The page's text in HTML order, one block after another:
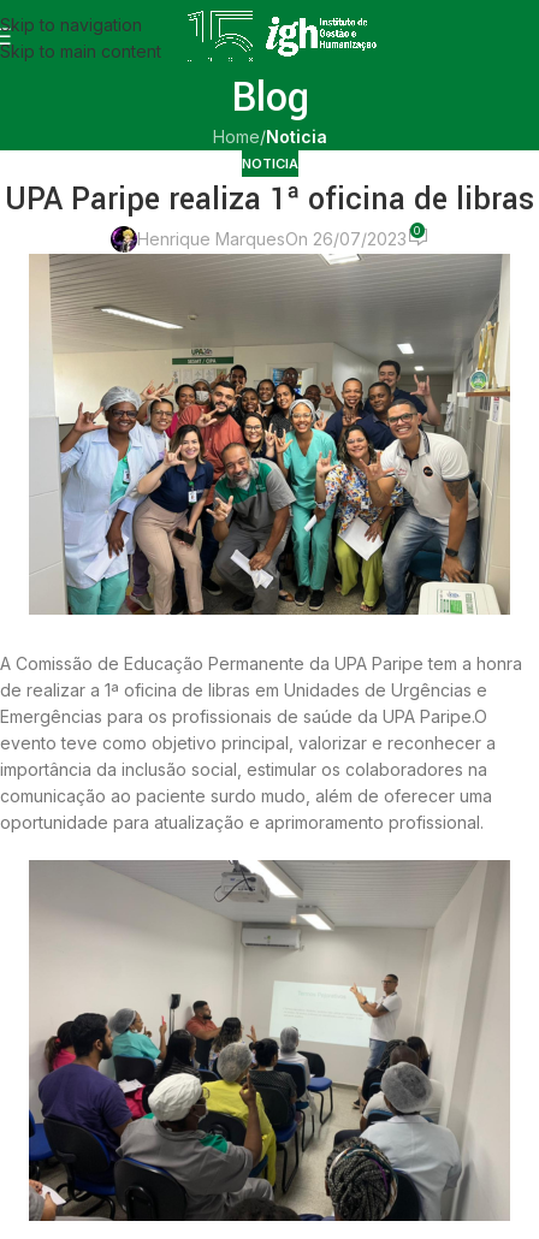
Skip to navigation
Skip to main content
Blog
Home/Noticia
NOTICIA
UPA Paripe realiza 1ª oficina de libras
Henrique MarquesOn 26/07/2023 0
A Comissão de Educação Permanente da UPA Paripe tem a honra
de realizar a 1ª oficina de libras em Unidades de Urgências e
Emergências para os profissionais de saúde da UPA Paripe.O
evento teve como objetivo principal, valorizar e reconhecer a
importância da inclusão social, estimular os colaboradores na
comunicação ao paciente surdo mudo, além de oferecer uma
oportunidade para atualização e aprimoramento profissional.